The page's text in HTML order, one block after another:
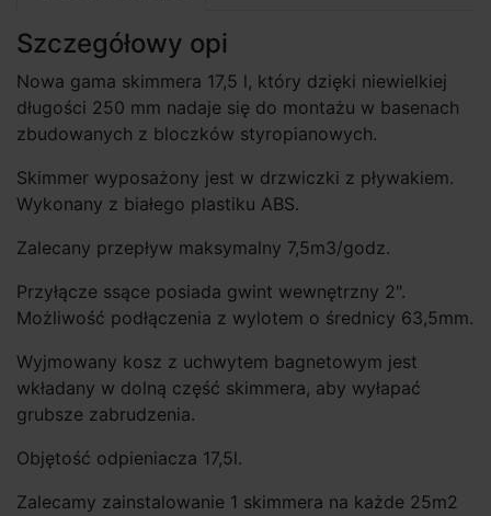
Szczegółowy opi
Nowa gama skimmera 17,5 l, który dzięki niewielkiej
długości 250 mm nadaje się do montażu w basenach
zbudowanych z bloczków styropianowych.
Skimmer wyposażony jest w drzwiczki z pływakiem.
Wykonany z białego plastiku ABS.
Zalecany przepływ maksymalny 7,5m3/godz.
Przyłącze ssące posiada gwint wewnętrzny 2".
Możliwość podłączenia z wylotem o średnicy 63,5mm.
Wyjmowany kosz z uchwytem bagnetowym jest
wkładany w dolną część skimmera, aby wyłapać
grubsze zabrudzenia.
Objętość odpieniacza 17,5l.
Zalecamy zainstalowanie 1 skimmera na każde 25m2